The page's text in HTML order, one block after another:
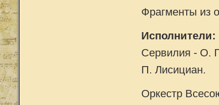
Фрагменты из
Исполнители:
Сервилия - О.
П. Лисициан.
Оркестр